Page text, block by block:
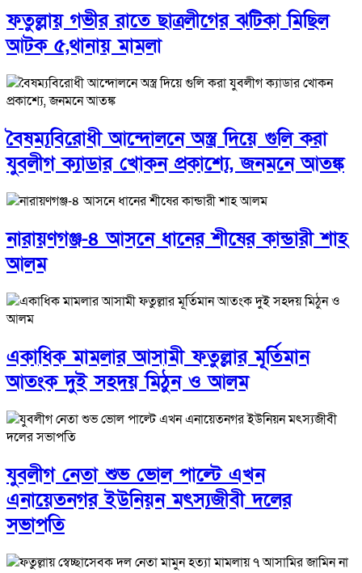
ফতুল্লায় গভীর রাতে ছাত্রলীগের ঝটিকা মিছিল
আটক ৫,থানায় মামলা
বৈষম্যবিরোধী আন্দোলনে অস্ত্র দিয়ে গুলি করা
যুবলীগ ক্যাডার খোকন প্রকাশ্যে, জনমনে আতঙ্ক
নারায়ণগঞ্জ-৪ আসনে ধানের শীষের কান্ডারী শাহ
আলম
একাধিক মামলার আসামী ফতুল্লার মূর্তিমান
আতংক দুই সহদয় মিঠুন ও আলম
যুবলীগ নেতা শুভ ভোল পাল্টে এখন
এনায়েতনগর ইউনিয়ন মৎস্যজীবী দলের
সভাপতি